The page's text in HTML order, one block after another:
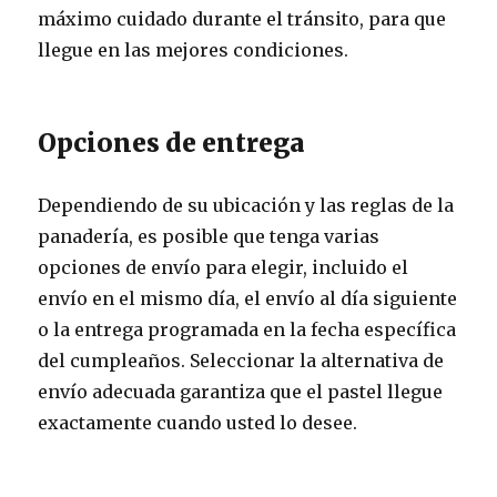
máximo cuidado durante el tránsito, para que
llegue en las mejores condiciones.
Opciones de entrega
Dependiendo de su ubicación y las reglas de la
panadería, es posible que tenga varias
opciones de envío para elegir, incluido el
envío en el mismo día, el envío al día siguiente
o la entrega programada en la fecha específica
del cumpleaños. Seleccionar la alternativa de
envío adecuada garantiza que el pastel llegue
exactamente cuando usted lo desee.